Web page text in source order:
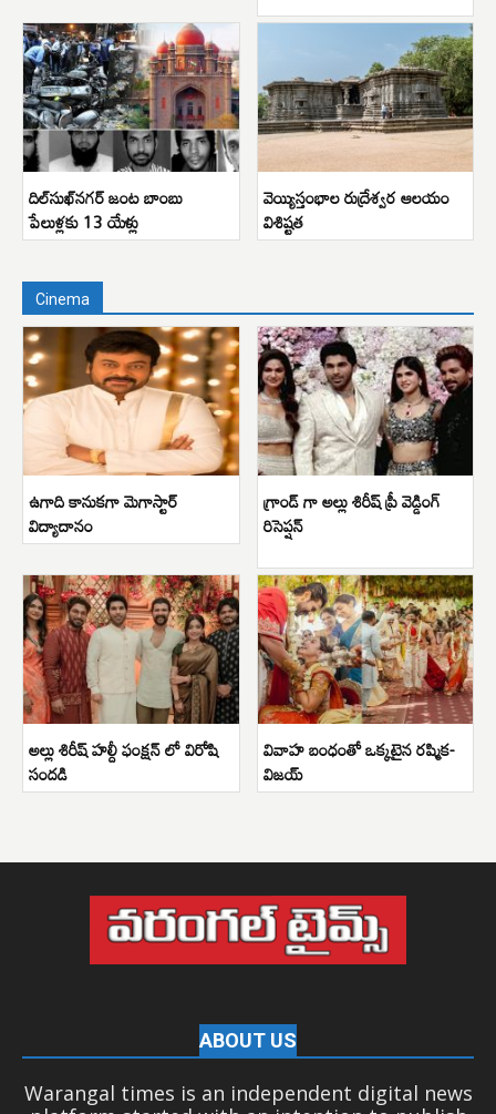
దిల్‌సుఖ్‌నగర్ జంట బాంబు
పేలుళ్లకు 13 యేళ్లు
వెయ్యిస్తంభాల రుద్రేశ్వర ఆలయం
విశిష్టత
Cinema
ఉగాది కానుకగా మెగాస్టార్
విద్యాదానం
గ్రాండ్ గా అల్లు శిరీష్ ప్రీ వెడ్డింగ్
రిసెప్షన్
అల్లు శిరీష్ హల్దీ ఫంక్షన్ లో విరోషి
సందడి
వివాహ బంధంతో ఒక్కటైన రష్మిక-
విజయ్
ABOUT US
Warangal times is an independent digital news